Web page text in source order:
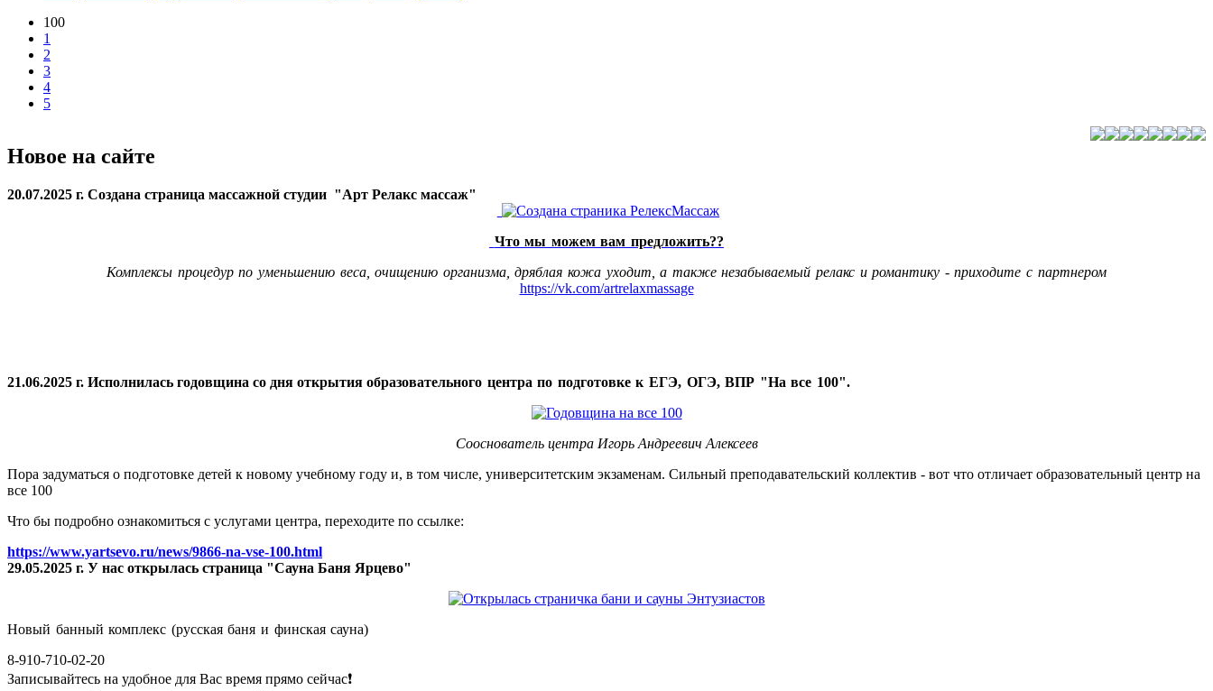
100
1
2
3
4
5
Новое на сайте
20.07.2025 г. Создана страница массажной студии "Арт Релакс массаж"
Что мы можем вам предложить??
Комплексы процедур по уменьшению веса, очищению организма, дряблая кожа уходит, а также незабываемый релакс и романтику - приходите с партнером
https://vk.com/artrelaxmassage
21.06.2025 г. Исполнилась годовщина со дня открытия образовательного центра по подготовке к ЕГЭ, ОГЭ, ВПР "На все 100".
Сооснователь центра Игорь Андреевич Алексеев
Пора задуматься о подготовке детей к новому учебному году и, в том числе, университетским экзаменам. Сильный преподавательский коллектив - вот что отличает образовательный центр на
все 100
Что бы подробно ознакомиться с услугами центра, переходите по ссылке:
https://www.yartsevo.ru/news/9866-na-vse-100.html
29.05.2025 г. У нас открылась страница "Сауна Баня Ярцево"
Новый банный комплекс (русская баня и финская сауна)
8-910-710-02-20
Записывайтесь на удобное для Вас время прямо сейчас❗️